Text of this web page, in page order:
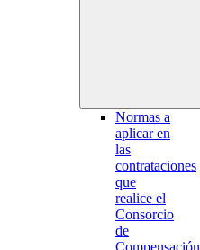
Normas a
aplicar en
las
contrataciones
que
realice el
Consorcio
de
Compensación